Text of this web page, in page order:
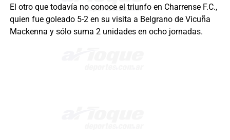
El otro que todavía no conoce el triunfo en Charrense F.C.,
quien fue goleado 5-2 en su visita a Belgrano de Vicuña
Mackenna y sólo suma 2 unidades en ocho jornadas.